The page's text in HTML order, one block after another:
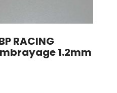
RACING
1.2mm